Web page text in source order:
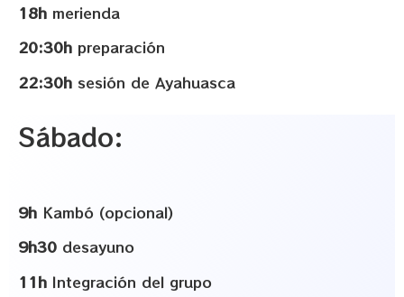
18h merienda
20:30h preparación
22:30h sesión de Ayahuasca
Sábado:
9h Kambó (opcional)
9h30 desayuno
11h Integración del grupo